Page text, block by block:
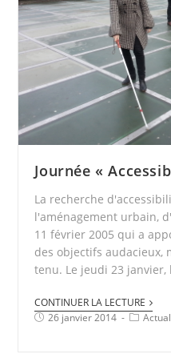
Journée «
La recherche
l'aménagement urbain,
11 février 2005 qui a
des objectifs audacieux,
tenu. Le jeudi 23
CONTINUER LA LECTURE
26 janvier 2014